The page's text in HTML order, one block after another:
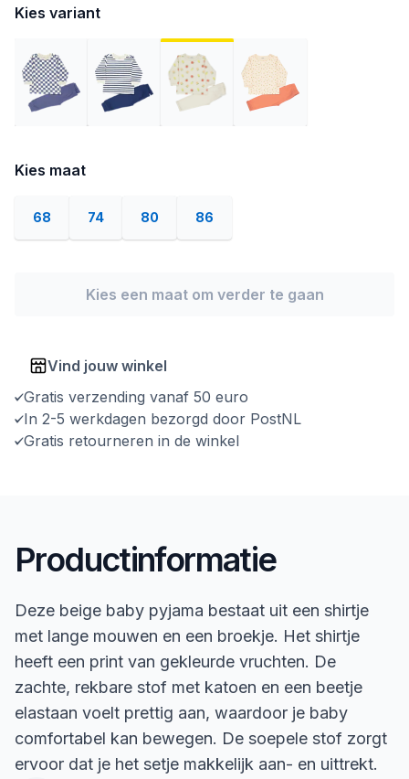
Kies variant
Kies maat
68 74 80 86
Kies een maat om verder te gaan
Vind jouw winkel
Gratis verzending vanaf 50 euro
In 2-5 werkdagen bezorgd door PostNL
Gratis retourneren in de winkel
Productinformatie
Deze beige baby pyjama bestaat uit een shirtje
met lange mouwen en een broekje. Het shirtje
heeft een print van gekleurde vruchten. De
zachte, rekbare stof met katoen en een beetje
elastaan voelt prettig aan, waardoor je baby
comfortabel kan bewegen. De soepele stof zorgt
ervoor dat je het setje makkelijk aan- en uittrekt.